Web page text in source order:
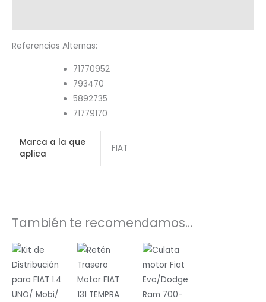
Referencias Alternas:
71770952
793470
5892735
71779170
Marca a la que
aplica
FIAT
También te recomendamos…